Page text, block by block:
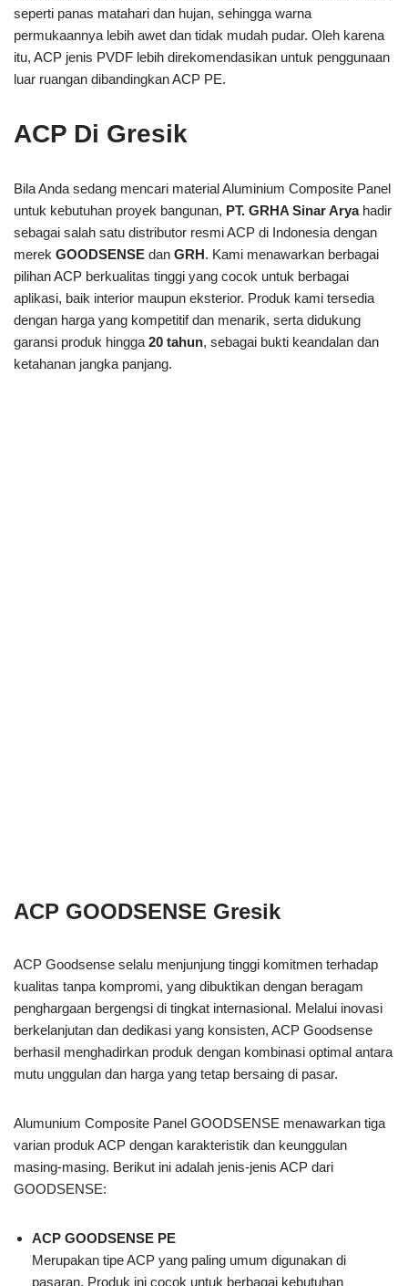
seperti panas matahari dan hujan, sehingga warna
permukaannya lebih awet dan tidak mudah pudar. Oleh karena
itu, ACP jenis PVDF lebih direkomendasikan untuk penggunaan
luar ruangan dibandingkan ACP PE.
ACP Di Gresik
Bila Anda sedang mencari material Aluminium Composite Panel
untuk kebutuhan proyek bangunan, PT. GRHA Sinar Aryahadir
sebagai salah satu distributor resmi ACP di Indonesia dengan
merek GOODSENSE dan GRH. Kami menawarkan berbagai
pilihan ACP berkualitas tinggi yang cocok untuk berbagai
aplikasi, baik interior maupun eksterior. Produk kami tersedia
dengan harga yang kompetitif dan menarik, serta didukung
garansi produk hingga 20 tahun, sebagai bukti keandalan dan
ketahanan jangka panjang.
ACP GOODSENSE Gresik
ACP Goodsense selalu menjunjung tinggi komitmen terhadap
kualitas tanpa kompromi, yang dibuktikan dengan beragam
penghargaan bergengsi di tingkat internasional. Melalui inovasi
berkelanjutan dan dedikasi yang konsisten, ACP Goodsense
berhasil menghadirkan produk dengan kombinasi optimal antara
mutu unggulan dan harga yang tetap bersaing di pasar.
Alumunium Composite Panel GOODSENSE menawarkan tiga
varian produk ACP dengan karakteristik dan keunggulan
masing-masing. Berikut ini adalah jenis-jenis ACP dari
GOODSENSE:
ACP GOODSENSE PE
Merupakan tipe ACP yang paling umum digunakan di
pasaran. Produk ini cocok untuk berbagai kebutuhan